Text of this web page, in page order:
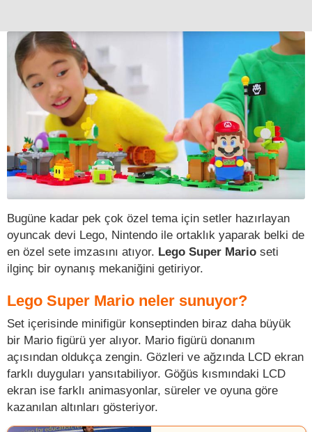
Bugüne kadar pek çok özel tema için setler hazırlayan
oyuncak devi Lego, Nintendo ile ortaklık yaparak belki de
en özel sete imzasını atıyor. Lego Super Mario seti
ilginç bir oynanış mekaniğini getiriyor.
Lego Super Mario neler sunuyor?
Set içerisinde minifigür konseptinden biraz daha büyük
bir Mario figürü yer alıyor. Mario figürü donanım
açısından oldukça zengin. Gözleri ve ağzında LCD ekran
farklı duyguları yansıtabiliyor. Göğüs kısmındaki LCD
ekran ise farklı animasyonlar, süreler ve oyuna göre
kazanılan altınları gösteriyor.